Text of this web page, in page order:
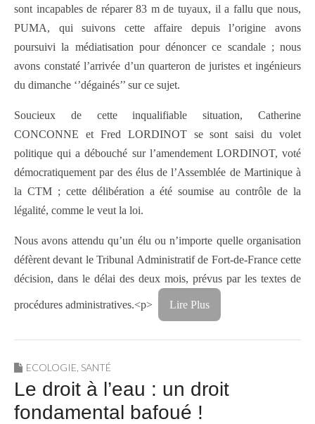
sont incapables de réparer 83 m de tuyaux, il a fallu que nous,
PUMA, qui suivons cette affaire depuis l’origine avons
poursuivi la médiatisation pour dénoncer ce scandale ; nous
avons constaté l’arrivée d’un quarteron de juristes et ingénieurs
du dimanche ‘’dégainés’’ sur ce sujet.
Soucieux de cette inqualifiable situation, Catherine
CONCONNE et Fred LORDINOT se sont saisi du volet
politique qui a débouché sur l’amendement LORDINOT, voté
démocratiquement par des élus de l’Assemblée de Martinique à
la CTM ; cette délibération a été soumise au contrôle de la
légalité, comme le veut la loi.
Nous avons attendu qu’un élu ou n’importe quelle organisation
défèrent devant le Tribunal Administratif de Fort-de-France cette
décision, dans le délai des deux mois, prévus par les textes de
procédures administratives.<p> Lire Plus
ECOLOGIE SANTÉ
Le droit à l’eau : un droit
fondamental bafoué !